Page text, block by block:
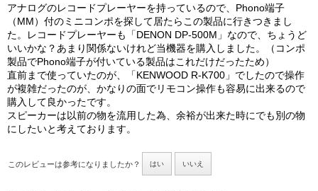
アナログのレコードプレーヤーを持っているので、Phono端子
（MM）付のミニコンポを探して居たらこの製品に行きつきまし
た。レコードプレーヤーも「DENON DP-500M」なので、ちょうど
いいかな？あまり関係ないけれど当機器を購入しました。（コンポ
製品でPhono端子が付いている製品はこれだけだったため）
直前まで使っていたのが、「KENWOOD R-K700」でしたので操作
が複雑だったのが、かなりの面でリモコン操作も容易に出来るので
購入して良かったです。
スピーカーは以前の物を流用した為、余裕が出来た時にでも別の物
にしたいと考えております。
このレビューは参考になりましたか？ はい いいえ